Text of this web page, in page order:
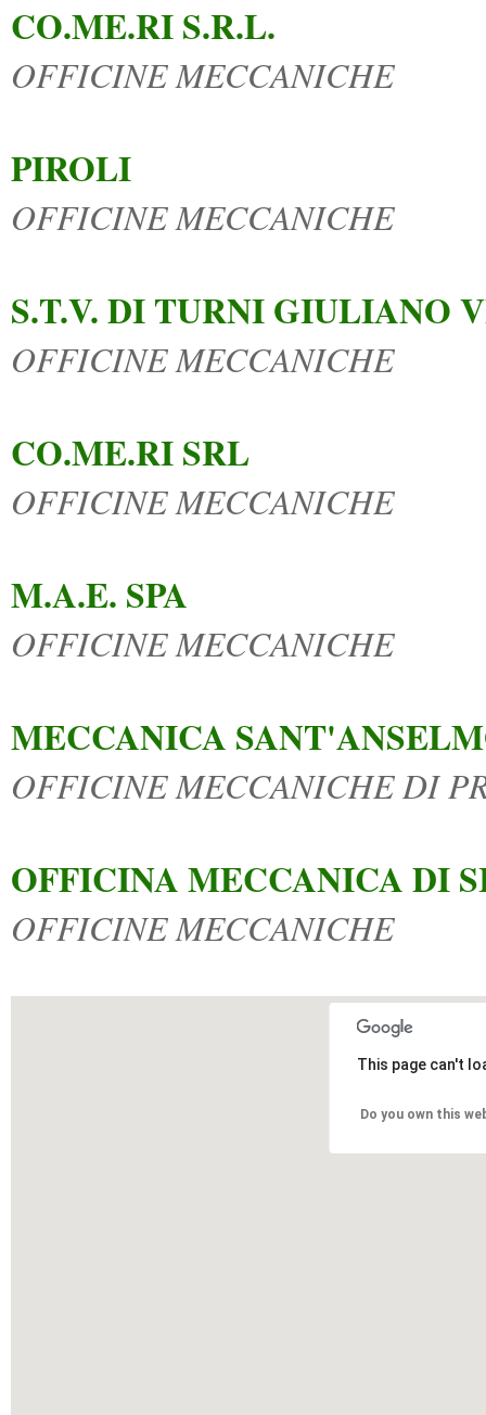
CO.ME.RI S.R.L.
OFFICINE MECCANICHE
PIROLI
OFFICINE MECCANICHE
S.T.V. DI TURNI GIULIANO
OFFICINE MECCANICHE
CO.ME.RI SRL
OFFICINE MECCANICHE
M.A.E. SPA
OFFICINE MECCANICHE
MECCANICA
OFFICINE MECCANICHE DI
OFFICINA MECCANICA DI
OFFICINE MECCANICHE
This page can't
Do you own this